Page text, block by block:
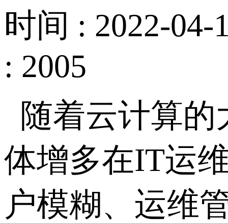
时间 : 2022-04-
: 2005
随着云计算
体增多在IT运
户模糊、运维